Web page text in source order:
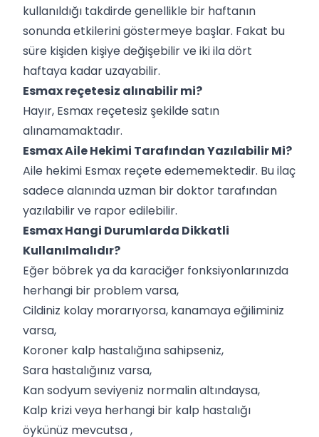
kullanıldığı takdirde genellikle bir haftanın
sonunda etkilerini göstermeye başlar. Fakat bu
süre kişiden kişiye değişebilir ve iki ila dört
haftaya kadar uzayabilir.
Esmax reçetesiz alınabilir mi?
Hayır, Esmax reçetesiz şekilde satın
alınamamaktadır.
Esmax Aile Hekimi Tarafından Yazılabilir Mi?
Aile hekimi Esmax reçete edememektedir. Bu ilaç
sadece alanında uzman bir doktor tarafından
yazılabilir ve rapor edilebilir.
Esmax Hangi Durumlarda Dikkatli
Kullanılmalıdır?
Eğer böbrek ya da karaciğer fonksiyonlarınızda
herhangi bir problem varsa,
Cildiniz kolay morarıyorsa, kanamaya eğiliminiz
varsa,
Koroner kalp hastalığına sahipseniz,
Sara hastalığınız varsa,
Kan sodyum seviyeniz normalin altındaysa,
Kalp krizi veya herhangi bir kalp hastalığı
öykünüz mevcutsa ,